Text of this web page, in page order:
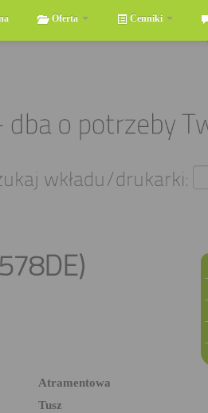
Oferta Cenniki
wkładu/drukarki:
Atramentowa
Tusz